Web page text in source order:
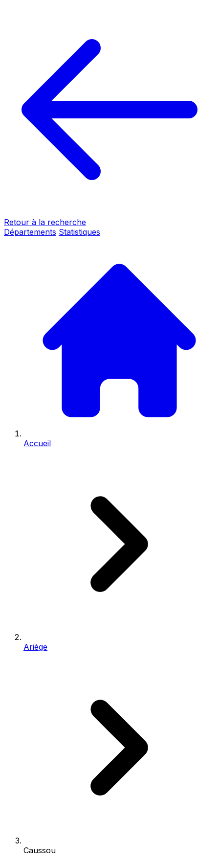
Retour à la recherche
Départements Statistiques
Accueil
Ariège
Caussou